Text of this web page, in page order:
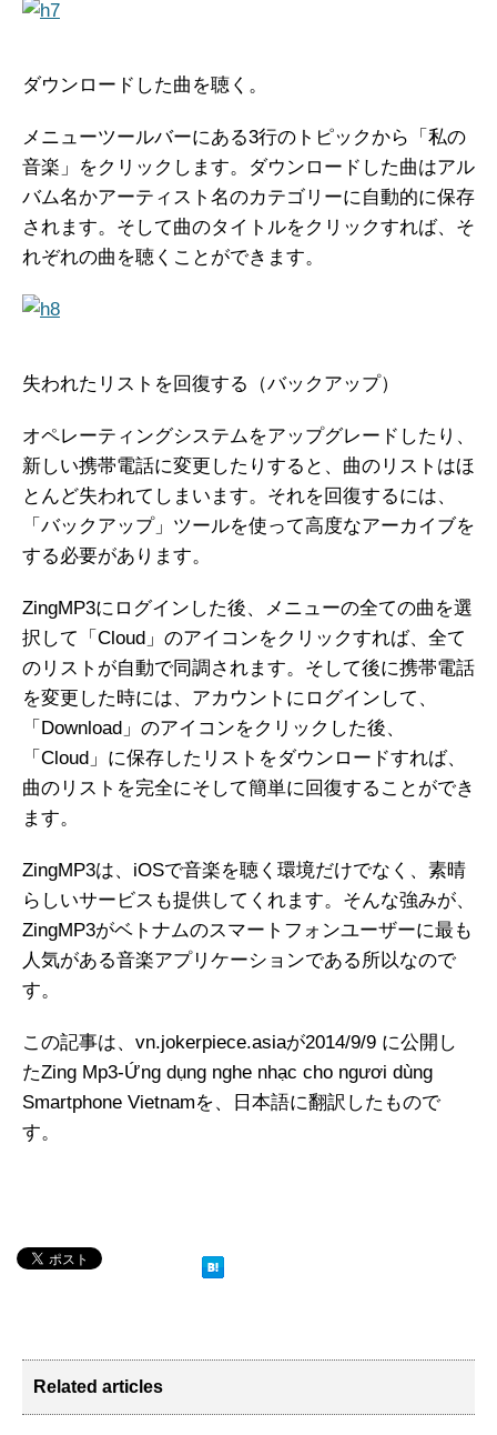
ダウンロードした曲を聴く。
メニューツールバーにある3行のトピックから「私の
音楽」をクリックします。ダウンロードした曲はアル
バム名かアーティスト名のカテゴリーに自動的に保存
されます。そして曲のタイトルをクリックすれば、そ
れぞれの曲を聴くことができます。
失われたリストを回復する（バックアップ）
オペレーティングシステムをアップグレードしたり、
新しい携帯電話に変更したりすると、曲のリストはほ
とんど失われてしまいます。それを回復するには、
「バックアップ」ツールを使って高度なアーカイブを
する必要があります。
ZingMP3にログインした後、メニューの全ての曲を選
択して「Cloud」のアイコンをクリックすれば、全て
のリストが自動で同調されます。そして後に携帯電話
を変更した時には、アカウントにログインして、
「Download」のアイコンをクリックした後、
「Cloud」に保存したリストをダウンロードすれば、
曲のリストを完全にそして簡単に回復することができ
ます。
ZingMP3は、iOSで音楽を聴く環境だけでなく、素晴
らしいサービスも提供してくれます。そんな強みが、
ZingMP3がベトナムのスマートフォンユーザーに最も
人気がある音楽アプリケーションである所以なので
す。
この記事は、vn.jokerpiece.asiaが2014/9/9 に公開し
たZing Mp3-Ứng dụng nghe nhạc cho ngươi dùng
Smartphone Vietnamを、日本語に翻訳したもので
す。
Related articles